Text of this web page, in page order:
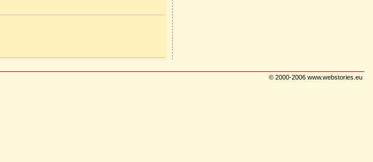
© 2000-2006 www.webstories.eu